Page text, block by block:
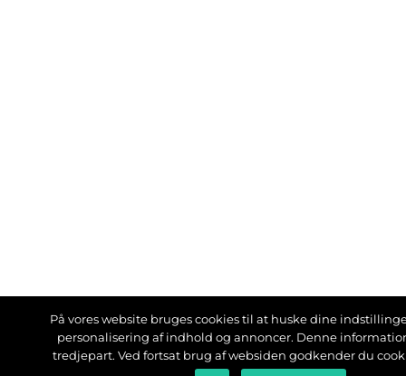
På vores website bruges cookies til at huske dine
personalisering af indhold og annoncer. Denne
tredjepart. Ved fortsat brug af websiden godkender du